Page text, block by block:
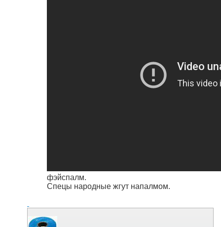
фэйспалм.
Спецы народные жгут напалмом.